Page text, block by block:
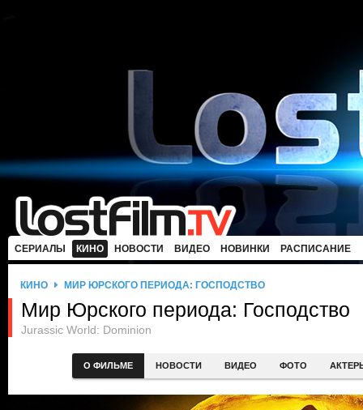
СЕРИАЛЫ КИНО НОВОСТИ ВИДЕО НОВИНКИ РАСПИСАНИЕ
КИНО МИР ЮРСКОГО ПЕРИОДА: ГОСПОДСТВО
Мир Юрского периода: Господство
Jurassic World: Dominion
О ФИЛЬМЕ НОВОСТИ ВИДЕО ФОТО